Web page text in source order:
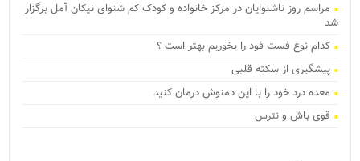
مراسم روز ناشنوایان در مرکز خانواده و کودک کم شنوای نیکان آمل برگزار
شد
کدام نوع فست فود را بخوریم بهتر است ؟
پیشگیری از سکته قلبی
معده درد خود را با این دمنوش درمان کنید
قوی باش و نترس